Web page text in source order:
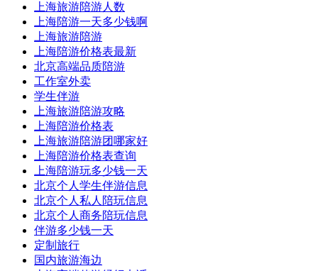
上海旅游陪游人数
上海陪游一天多少钱啊
上海旅游陪游
上海陪游价格表最新
北京高端品质陪游
工作室外卖
学生伴游
上海旅游陪游攻略
上海陪游价格表
上海旅游陪游团哪家好
上海陪游价格表查询
上海陪游玩多少钱一天
北京个人学生伴游信息
北京个人私人陪玩信息
北京个人商务陪玩信息
伴游多少钱一天
定制旅行
国内旅游海边